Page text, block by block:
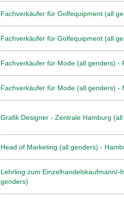
Fachverkäufer für Golfequipment (all
Fachverkäufer für Golfequipment (all
Fachverkäufer für Mode (all genders) -
Fachverkäufer für Mode (all genders) -
Grafik Designer - Zentrale Hamburg
Head of Marketing (all genders) -
Lehrling zum
genders)